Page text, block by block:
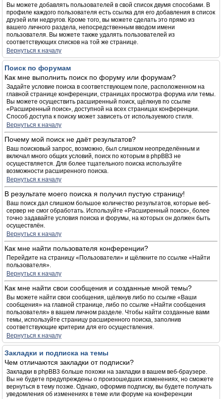
Вы можете добавлять пользователей в свой список двумя способами. В
профиле каждого пользователя есть ссылка для его добавления в список
друзей или недругов. Кроме того, вы можете сделать это прямо из
вашего личного раздела, непосредственным вводом имени
пользователя. Вы можете также удалять пользователей из
соответствующих списков на той же странице.
Вернуться к началу
Поиск по форумам
Как мне выполнить поиск по форуму или форумам?
Задайте условие поиска в соответствующем поле, расположенном на
главной странице конференции, страницах просмотра форума или темы.
Вы можете осуществить расширенный поиск, щёлкнув по ссылке
«Расширенный поиск», доступной на всех страницах конференции.
Способ доступа к поиску может зависеть от используемого стиля.
Вернуться к началу
Почему мой поиск не даёт результатов?
Ваш поисковый запрос, возможно, был слишком неопределённым и
включал много общих условий, поиск по которым в phpBB3 не
осуществляется. Для более тщательного поиска используйте
возможности расширенного поиска.
Вернуться к началу
В результате моего поиска я получил пустую страницу!
Ваш поиск дал слишком большое количество результатов, которые веб-
сервер не смог обработать. Используйте «Расширенный поиск», более
точно задавайте условия поиска и форумы, на которых он должен быть
осуществлён.
Вернуться к началу
Как мне найти пользователя конференции?
Перейдите на страницу «Пользователи» и щёлкните по ссылке «Найти
пользователя».
Вернуться к началу
Как мне найти свои сообщения и созданные мной темы?
Вы можете найти свои сообщения, щёлкнув либо по ссылке «Ваши
сообщения» на главной странице, либо по ссылке «Найти сообщения
пользователя» в вашем личном разделе. Чтобы найти созданные вами
темы, используйте страницу расширенного поиска, заполнив
соответствующие критерии для его осуществления.
Вернуться к началу
Закладки и подписка на темы
Чем отличаются закладки от подписки?
Закладки в phpBB3 больше похожи на закладки в вашем веб-браузере.
Вы не будете предупреждены о произошедших изменениях, но сможете
вернуться в тему позже. Однако, оформив подписку, вы будете получать
уведомления об изменениях в теме или форуме на конференции